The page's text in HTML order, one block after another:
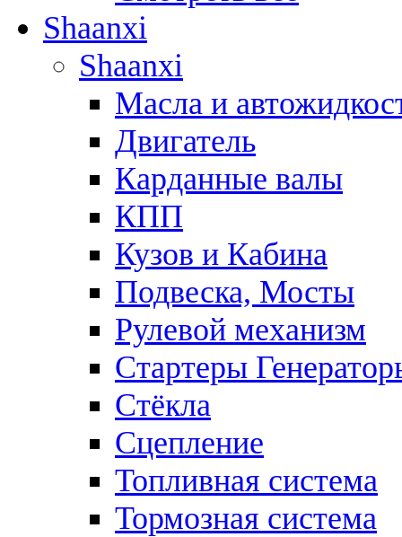
Shaanxi
Shaanxi
Масла и
Двигатель
Карданные валы
КПП
Кузов и Кабина
Подвеска, Мосты
Рулевой механизм
Стартеры
Стёкла
Сцепление
Топливная система
Тормозная система